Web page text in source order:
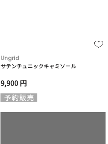
Ungrid
サテンチュニックキャミソール
9,900 円